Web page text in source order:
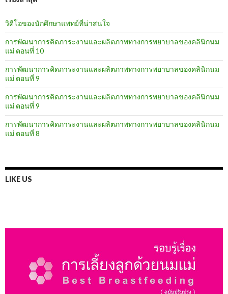
วิดีโอของนักศึกษาแพทย์ที่น่าสนใจ
การพัฒนาการคิดภาระงานและผลิตภาพทางการพยาบาลของคลินิกนม
แม่ ตอนที่ 10
การพัฒนาการคิดภาระงานและผลิตภาพทางการพยาบาลของคลินิกนม
แม่ ตอนที่ 9
การพัฒนาการคิดภาระงานและผลิตภาพทางการพยาบาลของคลินิกนม
แม่ ตอนที่ 9
การพัฒนาการคิดภาระงานและผลิตภาพทางการพยาบาลของคลินิกนม
แม่ ตอนที่ 8
LIKE US